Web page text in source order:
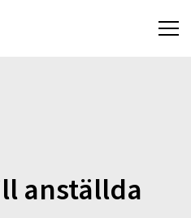
anställda